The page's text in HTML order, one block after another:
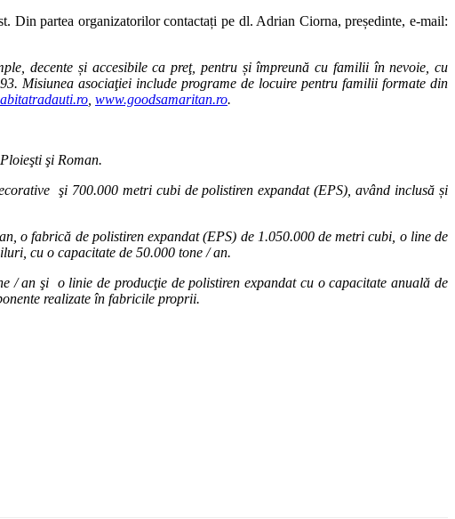
Din partea organizatorilor contactați pe dl. Adrian Ciorna, președinte, e-mail:
decente și accesibile ca preţ, pentru și împreună cu familii în nevoie, cu
Misiunea asociaţiei include programe de locuire pentru familii formate din
, www.goodsamaritan.ro.
şi Roman.
şi 700.000 metri cubi de polistiren expandat (EPS), având inclusă și
o fabrică de polistiren expandat (EPS) de 1.050.000 de metri cubi, o line de
cu o capacitate de 50.000 tone / an.
/ an şi o linie de producţie de polistiren expandat cu o capacitate anuală de
realizate în fabricile proprii.